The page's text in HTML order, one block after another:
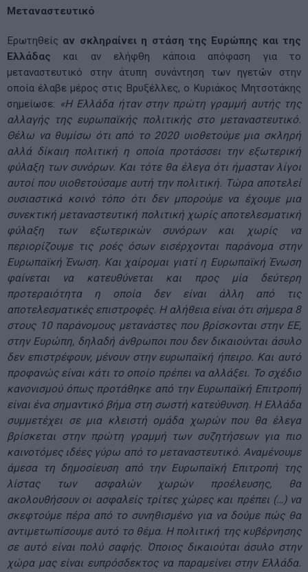
Μεταναστευτικό
Ερωτηθείς αν σκληραίνει η στάση της Ευρώπης και της
Ελλάδας και αν ελήφθη κάποια απόφαση για το
μεταναστευτικό στην άτυπη συνάντηση των ηγετών στην
οποία έλαβε μέρος στις Βρυξέλλες, ο Κυριάκος Μητσοτάκης
σημείωσε: «Η Ελλάδα ήταν στην πρώτη γραμμή αυτής της
αλλαγής της ευρωπαϊκής πολιτικής στο μεταναστευτικό.
Θέλω να θυμίσω ότι από το 2020 υιοθετούμε μια σκληρή
αλλά δίκαιη πολιτική η οποία προτάσσει την εξωτερική
φύλαξη των συνόρων. Και τότε θα έλεγα ότι ήμασταν λίγοι
αυτοί που υιοθετούσαμε αυτή την πολιτική. Τώρα αποτελεί
ουσιαστικά κοινό τόπο ότι δεν μπορούμε να έχουμε μια
συνεκτική μεταναστευτική πολιτική χωρίς αποτελεσματική
φύλαξη των εξωτερικών συνόρων και χωρίς να
περιορίζουμε τις ροές όσων εισέρχονται παράνομα στην
Ευρωπαϊκή Ένωση. Και χαίρομαι γιατί η Ευρωπαϊκή Ένωση
φαίνεται να κατευθύνεται και προς μία δεύτερη
προτεραιότητα η οποία δεν είναι άλλη από τις
αποτελεσματικές επιστροφές. Η αλήθεια είναι ότι σήμερα 8
στους 10 παράνομους μετανάστες που βρίσκονται στην ΕΕ,
στην Ευρώπη, δηλαδή άνθρωποι που δεν δικαιούνται άσυλο
δεν επιστρέφουν, μένουν στην ευρωπαϊκή ήπειρο. Και αυτό
προφανώς είναι κάτι το οποίο πρέπει να αλλάξει. Το σχέδιο
κανονισμού όπως προτάθηκε από την Ευρωπαϊκή Επιτροπή
είναι ένα σημαντικό βήμα στη σωστή κατεύθυνση. Η Ελλάδα
συμμετέχει σε μια κλειστή ομάδα χωρών που θα έλεγα
βρίσκεται στην πρώτη γραμμή των συζητήσεων για πιο
καινοτόμες ιδέες γύρω από το μεταναστευτικό. Αναμένουμε
άμεσα τη δημοσίευση από την Ευρωπαϊκή Επιτροπή της
λίστας των ασφαλών χωρών προέλευσης, θα
ακολουθήσουν οι ασφαλείς τρίτες χώρες και πρέπει (…) να
σκεφτούμε πέρα από το συνηθισμένο για να δούμε πώς θα
αντιμετωπίσουμε αυτό το θέμα. Η πολιτική της κυβέρνησης
σε αυτό είναι πολύ σαφής. Όποιος δικαιούται άσυλο στην
χώρα μας είναι ευπρόσδεκτος να παραμείνει στην Ελλάδα.